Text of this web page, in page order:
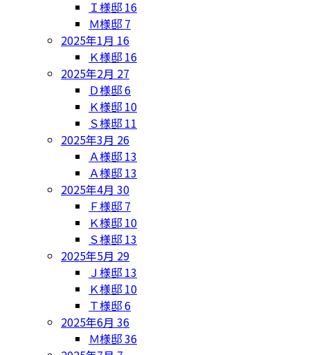
Ｉ様邸 16
Ｍ様邸 7
2025年1月 16
Ｋ様邸 16
2025年2月 27
Ｄ様邸6
Ｋ様邸 10
Ｓ様邸 11
2025年3月 26
Ａ様邸 13
Ａ様邸 13
2025年4月 30
Ｆ様邸 7
Ｋ様邸 10
Ｓ様邸 13
2025年5月 29
Ｊ様邸 13
Ｋ様邸 10
Ｔ様邸6
2025年6月 36
Ｍ様邸36